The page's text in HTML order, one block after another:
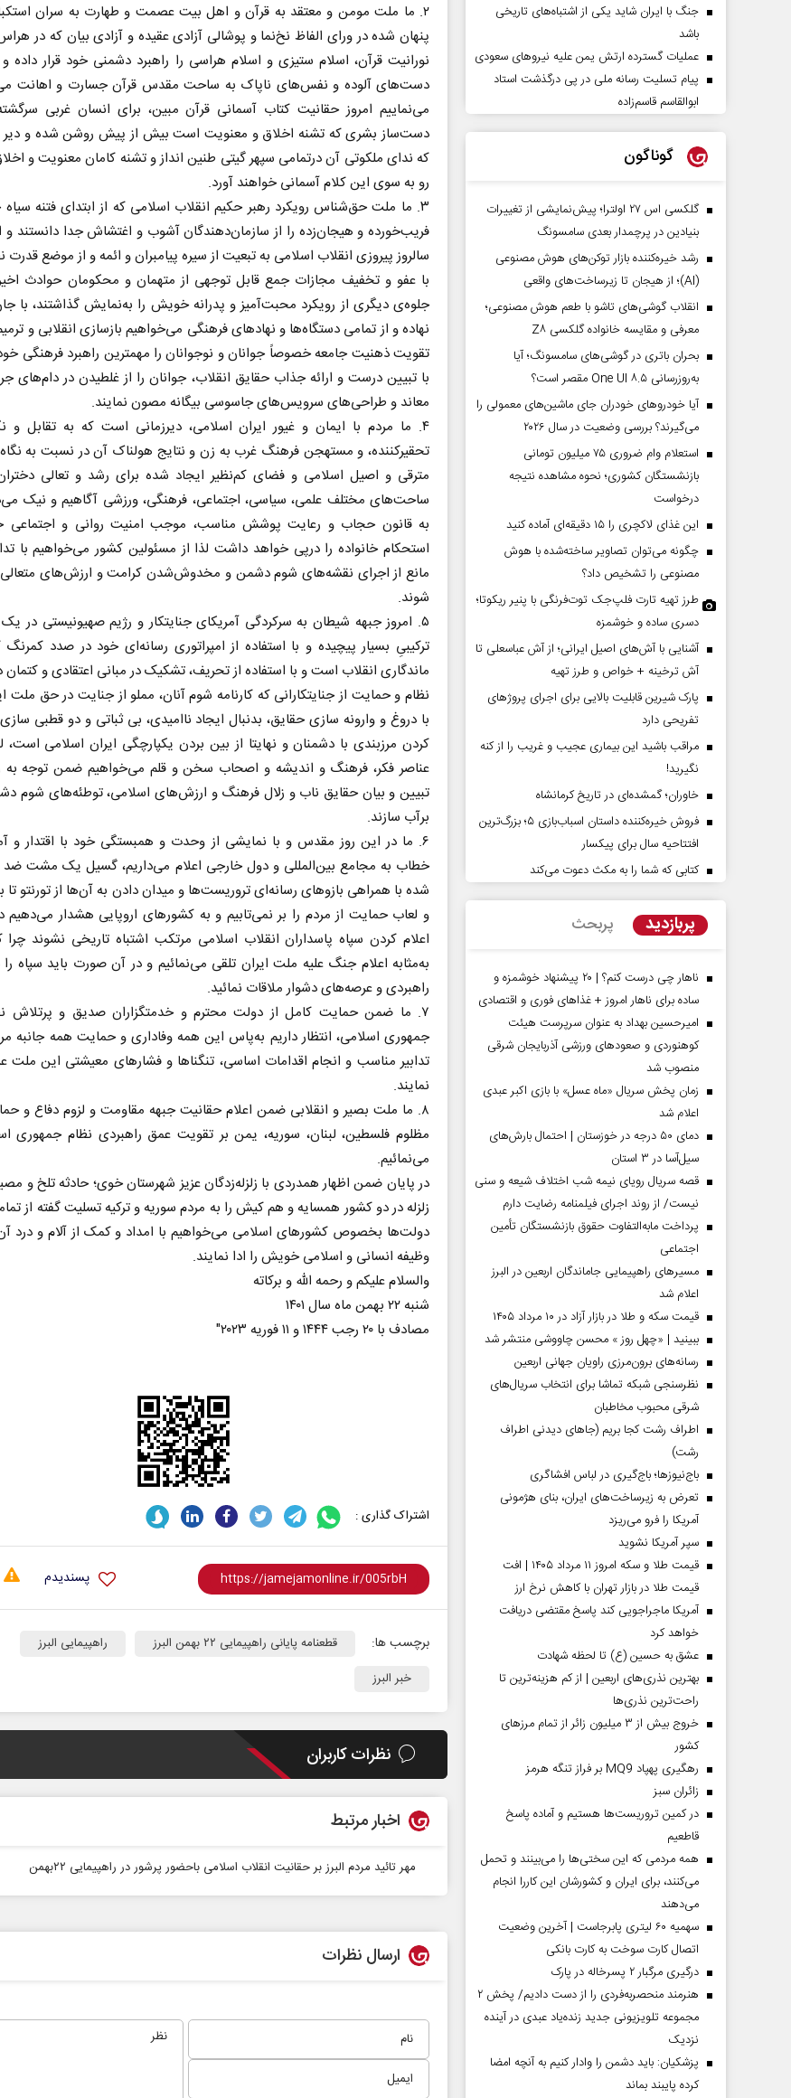
۲. ما ملت مومن و معتقد به قرآن و اهل بیت عصمت و طهارت به سران
پنهان شده در ورای الفاظ نخ‌نما و پوشالی آزادی عقیده و آزادی بیان که در
نورانیت قرآن، اسلام ستیزی و اسلام هراسی را راهبرد دشمنی خود قرار داده
دست‌های آلوده و نفس‌های ناپاک به ساحت مقدس قرآن جسارت و اهانت
می‌نماییم امروز حقانیت کتاب آسمانی قرآن مبین، برای انسان غربی
دست‌ساز بشری که تشنه اخلاق و معنویت است بیش از پیش روشن شده و دیر
که ندای ملکوتی آن درتمامی سپهر گیتی طنین انداز و تشنه کامان معنویت و
رو به سوی این کلام آسمانی خواهند آورد.
۳. ما ملت حق‌شناس رویکرد رهبر حکیم انقلاب اسلامی که از ابتدای فتنه
فریب‌خورده و هیجان‌زده را از سازمان‌دهندگان آشوب و اغتشاش جدا دانستند و
سالروز پیروزی انقلاب اسلامی به تبعیت از سیره پیامبران و ائمه و از موضع قدرت
با عفو و تخفیف مجازات جمع قابل توجهی از متهمان و محکومان حوادث
جلوه‌ی دیگری از رویکرد محبت‌آمیز و پدرانه خویش را به‌نمایش گذاشتند، با
نهاده و از تمامی دستگاه‌ها و نهاد‌های فرهنگی می‌خواهیم بازسازی انقلابی و
تقویت ذهنیت جامعه خصوصاً جوانان و نوجوانان را مهمترین راهبرد فرهنگی خود
با تبیین درست و ارائه جذاب حقایق انقلاب، جوانان را از غلطیدن در دام‌های
معاند و طراحی‌های سرویس‌های جاسوسی بیگانه مصون نمایند.
۴. ما مردم با ایمان و غیور ایران اسلامی، دیرزمانی است که به تقابل و
تحقیرکننده، و مستهجن فرهنگ غرب به زن و نتایج هولناک آن در نسبت به
مترقی و اصیل اسلامی و فضای کم‌نظیر ایجاد شده برای رشد و تعالی
ساحت‌های مختلف علمی، سیاسی، اجتماعی، فرهنگی، ورزشی آگاهیم و نیک
به قانون حجاب و رعایت پوشش مناسب، موجب امنیت روانی و اجتماعی
استحکام خانواده را درپی خواهد داشت لذا از مسئولین کشور می‌خواهیم با
مانع از اجرای نقشه‌های شوم دشمن و مخدوش‌شدن کرامت و ارزش‌های متعالی
شوند.
۵. امروز جبهه شیطان به سرکردگی آمریکای جنایتکار و رژیم صهیونیستی در
ترکیبیِ بسیار پیچیده و با استفاده از امپراتوری رسانه‌ای خود در صدد
ماندگاری انقلاب است و با استفاده از تحریف، تشکیک در مبانی اعتقادی و
نظام و حمایت از جنایتکارانی که کارنامه شوم آنان، مملو از جنایت در حق ملت
با دروغ و وارونه سازی حقایق، بدنبال ایجاد ناامیدی، بی ثباتی و دو قطبی
کردن مرزبندی با دشمنان و نهایتا از بین بردن یکپارچگی ایران اسلامی است،
عناصر فکر، فرهنگ و اندیشه و اصحاب سخن و قلم می‌خواهیم ضمن توجه به
تبیین و بیان حقایق ناب و زلال فرهنگ و ارزش‌های اسلامی، توطئه‌های شوم
برآب سازند.
۶. ما در این روز مقدس و با نمایشی از وحدت و همبستگی خود با اقتدار و
خطاب به مجامع بین‌المللی و دول خارجی اعلام می‌داریم، گسیل یک مشت ضد
شده با همراهی بازو‌های رسانه‌ای تروریست‌ها و میدان دادن به آن‌ها از تورنتو تا
و لعاب حمایت از مردم را بر نمی‌تابیم و به کشور‌های اروپایی هشدار می‌دهیم
اعلام کردن سپاه پاسداران انقلاب اسلامی مرتکب اشتباه تاریخی نشوند چرا
به‌مثابه اعلام جنگ علیه ملت ایران تلقی می‌نمائیم و در آن صورت باید سپاه
راهبردی و عرصه‌های دشوار ملاقات نمائید.
۷. ما ضمن حمایت کامل از دولت محترم و خدمتگزاران صدیق و پرتلاش
جمهوری اسلامی، انتظار داریم به‌پاس این همه وفاداری و حمایت همه جانبه
تدابیر مناسب و انجام اقدامات اساسی، تنگنا‌ها و فشار‌های معیشتی این ملت
نمایند.
۸. ما ملت بصیر و انقلابی ضمن اعلام حقانیت جبهه مقاومت و لزوم دفاع و
مظلوم فلسطین، لبنان، سوریه، یمن بر تقویت عمق راهبردی نظام جمهوری
می‌نمائیم.
در پایان ضمن اظهار همدردی با زلزله‌زدگان عزیز شهرستان خوی؛ حادثه تلخ و
زلزله در دو کشور همسایه و هم کیش را به مردم سوریه و ترکیه تسلیت گفته از
دولت‌ها بخصوص کشور‌های اسلامی می‌خواهیم با امداد و کمک از آلام و درد
وظیفه انسانی و اسلامی خویش را ادا نمایند.
والسلام علیکم و رحمه الله و برکاته
شنبه ۲۲ بهمن ماه سال ۱۴۰۱
مصادف با ۲۰ رجب ۱۴۴۴ و ۱۱ فوریه ۲۰۲۳"
اشتراک گذاری :
پسندیدم
برچسب ها: قطعنامه پایانی راهپیمایی ۲۲ بهمن البرز
راهپیمایی البرز
خبر البرز
نظرات کاربران
اخبار مرتبط
مهر تائید مردم البرز بر حقانیت انقلاب اسلامی باحضور پرشور در راهپیمایی ۲۲بهمن
ارسال نظرات
جنگ با ایران شاید یکی از اشتباه‌های تاریخی
باشد
عملیات گسترده ارتش یمن علیه نیروهای سعودی
پیام تسلیت رسانه ملی در پی درگذشت استاد
ابوالقاسم قاسم‌زاده
گوناگون
گلکسی اس ۲۷ اولترا؛ پیش‌نمایشی از تغییرات
بنیادین در پرچمدار بعدی سامسونگ
رشد خیره‌کننده بازار توکن‌های هوش مصنوعی
(AI)؛ از هیجان تا زیرساخت‌های واقعی
انقلاب گوشی‌های تاشو‌ با طعم هوش مصنوعی؛
معرفی و مقایسه خانواده گلکسی Z۸
بحران باتری در گوشی‌های سامسونگ؛ آیا
به‌روزرسانی One UI ۸.۵ مقصر است؟
آیا خودروهای خودران جای ماشین‌های معمولی را
می‌گیرند؟ بررسی وضعیت در سال ۲۰۲۶
استعلام وام ضروری ۷۵ میلیون تومانی
بازنشستگان کشوری؛ نحوه مشاهده نتیجه
درخواست
این غذای لاکچری را ۱۵ دقیقه‌ای آماده کنید
چگونه می‌توان تصاویر ساخته‌شده با هوش
مصنوعی را تشخیص داد؟
طرز تهیه تارت فلپ‌جک توت‌فرنگی با پنیر ریکوتا؛
دسری ساده و خوشمزه
آشنایی با آش‌های اصیل ایرانی؛ از آش عباسعلی تا
آش ترخینه + خواص و طرز تهیه
پارک شیرین قابلیت‌ بالایی برای اجرای پروژهای
تفریحی دارد
مراقب باشید این بیماری عجیب و غریب را از کنه
نگیرید!
خاوران؛ گمشده‌ای در تاریخ کرمانشاه
فروش خیره‌کننده داستان اسباب‌بازی ۵؛ بزرگ‌ترین
افتتاحیه سال برای پیکسار
کتابی که شما را به مکث دعوت می‌کند
پربازدید پربحث
ناهار چی درست کنم؟ | ۲۰ پیشنهاد خوشمزه و
ساده برای ناهار امروز + غذاهای فوری و اقتصادی
امیرحسین بهداد به عنوان سرپرست هیئت
کوهنوردی و صعودهای ورزشی آذربایجان شرقی
منصوب شد
زمان پخش سریال «ماه عسل» با بازی اکبر عبدی
اعلام شد
دمای ۵۰ درجه در خوزستان | احتمال بارش‌های
سیل‌آسا در ۳ استان
قصه سریال رویای نیمه شب اختلاف شیعه و سنی
نیست/ از روند اجرای فیلمنامه رضایت دارم
پرداخت مابه‌التفاوت حقوق بازنشستگان تأمین
اجتماعی
مسیر‌های راهپیمایی جاماندگان اربعین در البرز
اعلام شد
قیمت سکه و طلا در بازار آزاد در ۱۰ مرداد ۱۴۰۵
ببینید | «چهل روز » محسن چاووشی منتشر شد
رسانه‌های برون‌مرزی راویان جهانی اربعین
نظرسنجی شبکه تماشا برای انتخاب سریال‌های
شرقی محبوب مخاطبان
اطراف رشت کجا بریم (جاهای دیدنی اطراف
رشت)
باج‌نیوزها؛ باج‌گیری در لباس افشاگری
تعرض به زیرساخت‌های ایران، بنای هژمونی
آمریکا را فرو می‌ریزد
سپر آمریکا نشوید
قیمت طلا و سکه امروز ۱۱ مرداد ۱۴۰۵ | افت
قیمت طلا در بازار تهران با کاهش نرخ ارز
آمریکا ماجراجویی کند پاسخ مقتضی دریافت
خواهد کرد
عشق به حسین (ع) تا لحظه شهادت
بهترین نذری‌های اربعین | از کم هزینه‌ترین تا
راحت‌ترین نذری‌ها
خروج بیش از ۳ میلیون زائر از تمام مرز‌های
کشور
رهگیری پهپاد MQ9 بر فراز تنگه هرمز
‌زائران سبز
در کمین تروریست‌ها هستیم و آماده پاسخ
قاطعیم
همه مردمی که این سختی‌ها را می‌بینند و تحمل
می‌کنند، برای ایران و کشورشان این کاررا انجام
می‌دهند
سهمیه ۶۰ لیتری پابرجاست | آخرین وضعیت
اتصال کارت سوخت به کارت بانکی
درگیری مرگبار ۲ پسرخاله در پارک
هنرمند منحصر‌به‌فردی را از دست دادیم/ پخش ۲
مجموعه تلویزیونی جدید زنده‌یاد عبدی در آینده
نزدیک
پزشکیان: باید دشمن را وادار کنیم به آنچه امضا
کرده پایبند بماند
کوتاه‏‌مدت و
اربعین نماد مقاومت در برابر
رحمت‌الله نوروزی - عضو کمیسیون اجتماعی
مجلس
از باتلاق انرژی تا بن‌بست ترامپ
رضا سپهوند - سخنگوی کمیسیون انرژی مجلس
حکایت یک
نرگس
صفحات نخست روزنامه ها‌ی‌سه‌شنبه ۶ مردادماه صفحات نخست روزنامه ها‌ی یکشنبه ۴ مردادماه صفحات نخست روزنامه ها‌ی شنبه ۳